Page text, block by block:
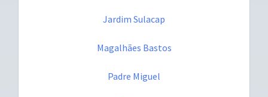
Jardim Sulacap
Magalhães Bastos
Padre Miguel